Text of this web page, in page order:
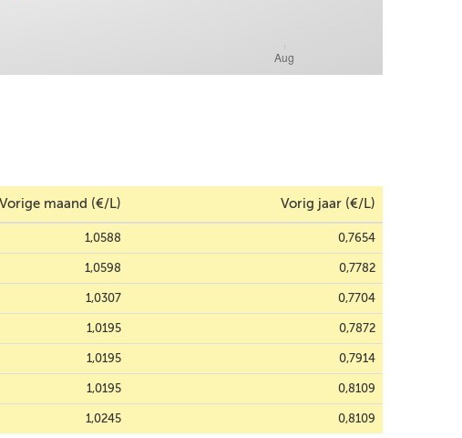
Vorige maand (€/L) Vorig jaar (€/L)
1,0588 0,7654
1,0598 0,7782
1,0307 0,7704
1,0195 0,7872
1,0195 0,7914
1,0195 0,8109
1,0245 0,8109